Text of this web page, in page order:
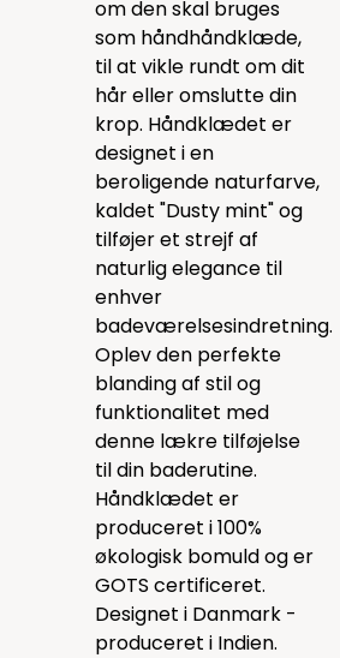
om den skal bruges
som håndhåndklæde,
til at vikle rundt om dit
hår eller omslutte din
krop. Håndklædet er
designet i en
beroligende naturfarve,
kaldet "Dusty mint" og
tilføjer et strejf af
naturlig elegance til
enhver
badeværelsesindretning.
Oplev den perfekte
blanding af stil og
funktionalitet med
denne lækre tilføjelse
til din baderutine.
Håndklædet er
produceret i 100%
økologisk bomuld og er
GOTS certificeret.
Designet i Danmark -
produceret i Indien.